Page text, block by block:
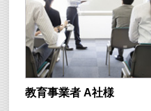
教育事業者 A社様